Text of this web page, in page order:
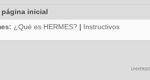
página inicial
¿Qué es HERMES? | Instructivos